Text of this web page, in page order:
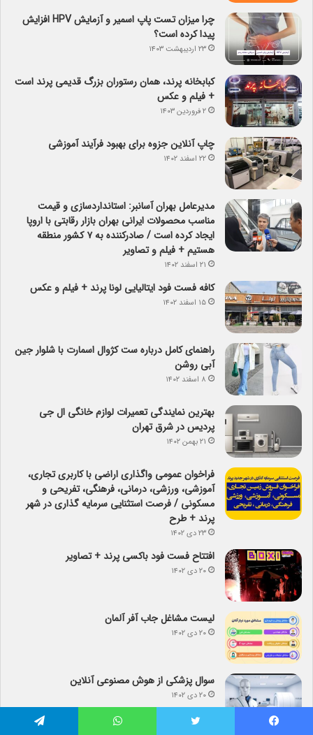
چرا میزان تست پاپ اسمیر و آزمایش HPV افزایش
پیدا کرده است؟
۲۳ اردیبهشت ۱۴۰۳
کبابخانه پرند، همان رستوران بزرگ قدیمی پرند است
+ فیلم و عکس
۲ فروردین ۱۴۰۳
چاپ آنلاین جزوه برای بهبود فرآیند آموزشی
۲۲ اسفند ۱۴۰۲
مدیرعامل بهران آسانبر: استانداردسازی و قیمت
مناسب محصولات ایرانی بهران بازار رقابتی با اروپا
ایجاد کرده است / صادرکننده به ۷ کشور منطقه
هستیم + فیلم و تصاویر
۲۱ اسفند ۱۴۰۲
کافه فست فود ایتالیایی لونا پرند + فیلم و عکس
۱۵ اسفند ۱۴۰۲
راهنمای کامل درباره ست کژوال اسمارت با شلوار جین
آبی روشن
۸ اسفند ۱۴۰۲
بهترین نمایندگی تعمیرات لوازم خانگی ال جی
پردیس در شرق تهران
۲۱ بهمن ۱۴۰۲
فراخوان عمومی واگذاری اراضی با کاربری تجاری،
آموزشی، ورزشی، درمانی، فرهنگی، تفریحی و
مسکونی / فرصت استثنایی سرمایه گذاری در شهر
پرند + طرح
۲۳ دی ۱۴۰۲
افتتاح فست فود باکسی پرند + تصاویر
۲۰ دی ۱۴۰۲
لیست مشاغل جاب آفر آلمان
۲۰ دی ۱۴۰۲
سوال پزشکی از هوش مصنوعی آنلاین
۲۰ دی ۱۴۰۲